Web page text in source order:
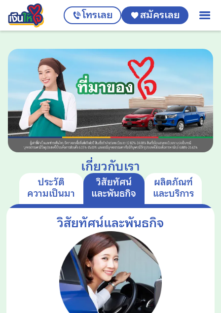
โทรเลย สมัครเลย
เกี่ยวกับเรา
ประวัติ
ความเป็นมา
วิสัยทัศน์
และพันธกิจ
ผลิตภัณฑ์
และบริการ
วิสัยทัศน์และพันธกิจ